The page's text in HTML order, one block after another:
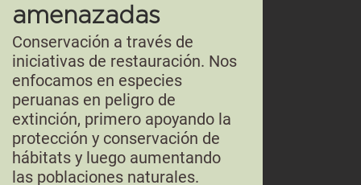
amenazadas
Conservación a través de
iniciativas de restauración. Nos
enfocamos en especies
peruanas en peligro de
extinción, primero apoyando la
protección y conservación de
hábitats y luego aumentando
las poblaciones naturales.